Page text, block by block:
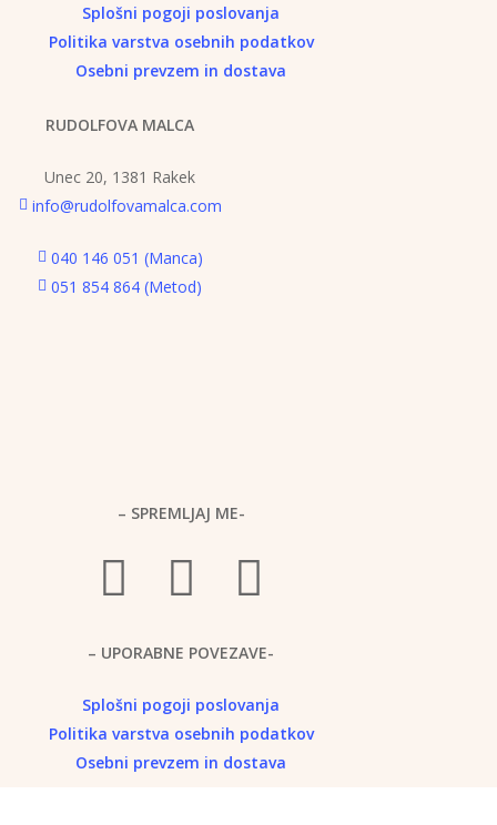
Splošni pogoji poslovanja
Politika varstva osebnih podatkov
Osebni prevzem in dostava
RUDOLFOVA MALCA
Unec 20, 1381 Rakek
info@rudolfovamalca.com
040 146 051 (Manca)
051 854 864 (Metod)
– SPREMLJAJ ME-
– UPORABNE POVEZAVE-
Splošni pogoji poslovanja
Politika varstva osebnih podatkov
Osebni prevzem in dostava